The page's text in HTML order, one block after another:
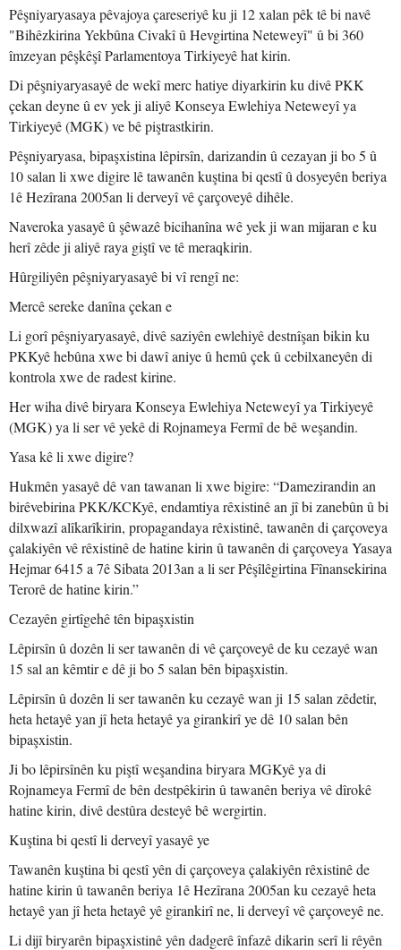
Pêşniyaryasaya pêvajoya çareseriyê ku ji 12 xalan pêk tê bi navê
"Bihêzkirina Yekbûna Civakî û Hevgirtina Neteweyî" û bi 360
îmzeyan pêşkêşî Parlamentoya Tirkiyeyê hat kirin.
Di pêşniyaryasayê de wekî merc hatiye diyarkirin ku divê PKK
çekan deyne û ev yek ji aliyê Konseya Ewlehiya Neteweyî ya
Tirkiyeyê (MGK) ve bê piştrastkirin.
Pêşniyaryasa, bipaşxistina lêpirsîn, darizandin û cezayan ji bo 5 û
10 salan li xwe digire lê tawanên kuştina bi qestî û dosyeyên beriya
1ê Hezîrana 2005an li derveyî vê çarçoveyê dihêle.
Naveroka yasayê û şêwazê bicihanîna wê yek ji wan mijaran e ku
herî zêde ji aliyê raya giştî ve tê meraqkirin.
Hûrgiliyên pêşniyaryasayê bi vî rengî ne:
Mercê sereke danîna çekan e
Li gorî pêşniyaryasayê, divê saziyên ewlehiyê destnîşan bikin ku
PKKyê hebûna xwe bi dawî aniye û hemû çek û cebilxaneyên di
kontrola xwe de radest kirine.
Her wiha divê biryara Konseya Ewlehiya Neteweyî ya Tirkiyeyê
(MGK) ya li ser vê yekê di Rojnameya Fermî de bê weşandin.
Yasa kê li xwe digire?
Hukmên yasayê dê van tawanan li xwe bigire: “Damezirandin an
birêvebirina PKK/KCKyê, endamtiya rêxistinê an jî bi zanebûn û bi
dilxwazî alîkarîkirin, propagandaya rêxistinê, tawanên di çarçoveya
çalakiyên vê rêxistinê de hatine kirin û tawanên di çarçoveya Yasaya
Hejmar 6415 a 7ê Sibata 2013an a li ser Pêşîlêgirtina Fînansekirina
Terorê de hatine kirin.”
Cezayên girtîgehê tên bipaşxistin
Lêpirsîn û dozên li ser tawanên di vê çarçoveyê de ku cezayê wan
15 sal an kêmtir e dê ji bo 5 salan bên bipaşxistin.
Lêpirsîn û dozên li ser tawanên ku cezayê wan ji 15 salan zêdetir,
heta hetayê yan jî heta hetayê ya girankirî ye dê 10 salan bên
bipaşxistin.
Ji bo lêpirsînên ku piştî weşandina biryara MGKyê ya di
Rojnameya Fermî de bên destpêkirin û tawanên beriya vê dîrokê
hatine kirin, divê destûra desteyê bê wergirtin.
Kuştina bi qestî li derveyî yasayê ye
Tawanên kuştina bi qestî yên di çarçoveya çalakiyên rêxistinê de
hatine kirin û tawanên beriya 1ê Hezîrana 2005an ku cezayê heta
hetayê yan jî heta hetayê yê girankirî ne, li derveyî vê çarçoveyê ne.
Li dijî biryarên bipaşxistinê yên dadgerê înfazê dikarin serî li rêyên